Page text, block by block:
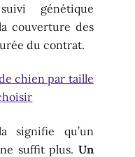
génétique
couverture des
du contrat.
chien par taille
signifie qu’un
suffit plus. Un